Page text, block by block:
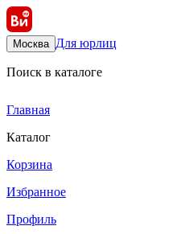
Москва Для юрлиц
Поиск в каталоге
Главная
Каталог
Корзина
Избранное
Профиль